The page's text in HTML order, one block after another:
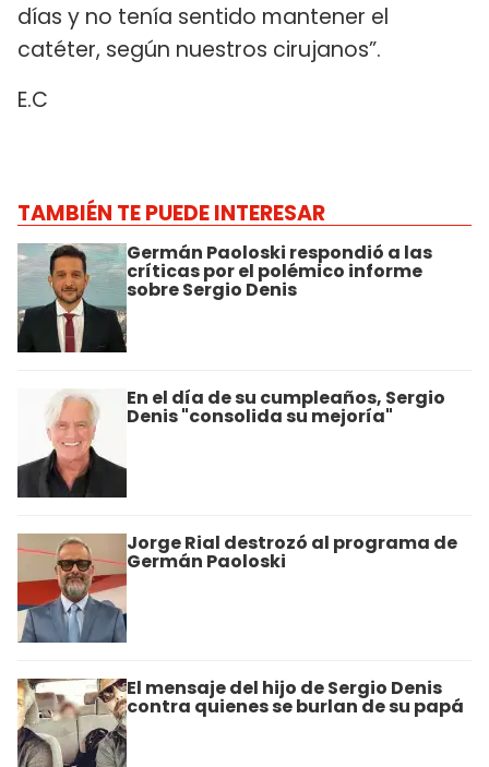
días y no tenía sentido mantener el
catéter, según nuestros cirujanos”.
E.C
TAMBIÉN TE PUEDE INTERESAR
Germán Paoloski respondió a las
críticas por el polémico informe
sobre Sergio Denis
En el día de su cumpleaños, Sergio
Denis "consolida su mejoría"
Jorge Rial destrozó al programa de
Germán Paoloski
El mensaje del hijo de Sergio Denis
contra quienes se burlan de su papá